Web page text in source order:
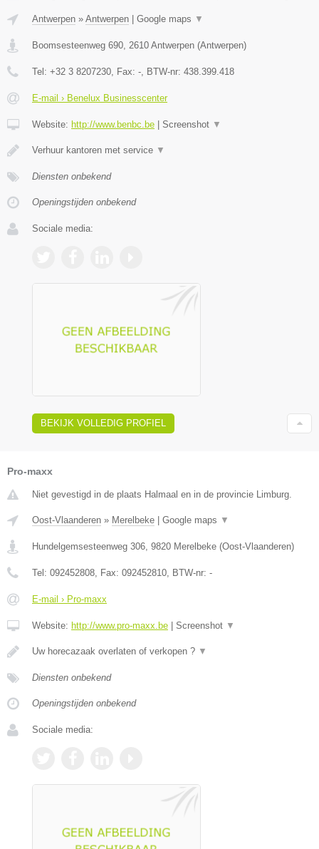
Antwerpen » Antwerpen Google maps ▼
Boomsesteenweg 690, 2610 Antwerpen (Antwerpen)
Tel: +32 3 8207230, Fax: -, BTW-nr: 438.399.418
E-mail › Benelux Businesscenter
Website: http://www.benbc.be Screenshot ▼
Verhuur kantoren met service ▼
Diensten onbekend
Openingstijden onbekend
Sociale media:
BEKIJK VOLLEDIG PROFIEL
Pro-maxx
Niet gevestigd in de plaats Halmaal en in de provincie Limburg.
Oost-Vlaanderen » Merelbeke Google maps ▼
Hundelgemsesteenweg 306, 9820 Merelbeke (Oost-Vlaanderen)
Tel: 092452808, Fax: 092452810, BTW-nr: -
E-mail › Pro-maxx
Website: http://www.pro-maxx.be Screenshot ▼
Uw horecazaak overlaten of verkopen ? ▼
Diensten onbekend
Openingstijden onbekend
Sociale media: